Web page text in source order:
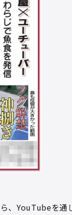
、YouTubeを